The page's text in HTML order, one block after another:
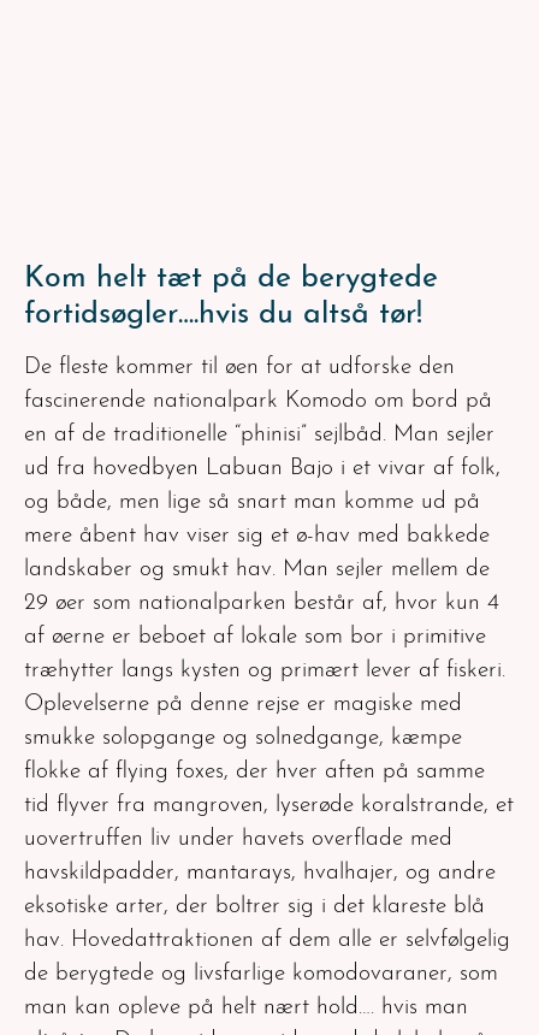
Kom helt tæt på de berygtede
fortidsøgler….hvis du altså tør!
De fleste kommer til øen for at udforske den
fascinerende nationalpark Komodo om bord på
en af de traditionelle “phinisi” sejlbåd. Man sejler
ud fra hovedbyen Labuan Bajo i et vivar af folk,
og både, men lige så snart man komme ud på
mere åbent hav viser sig et ø-hav med bakkede
landskaber og smukt hav. Man sejler mellem de
29 øer som nationalparken består af, hvor kun 4
af øerne er beboet af lokale som bor i primitive
træhytter langs kysten og primært lever af fiskeri.
Oplevelserne på denne rejse er magiske med
smukke solopgange og solnedgange, kæmpe
flokke af flying foxes, der hver aften på samme
tid flyver fra mangroven, lyserøde koralstrande, et
uovertruffen liv under havets overflade med
havskildpadder, mantarays, hvalhajer, og andre
eksotiske arter, der boltrer sig i det klareste blå
hav. Hovedattraktionen af dem alle er selvfølgelig
de berygtede og livsfarlige komodovaraner, som
man kan opleve på helt nært hold…. hvis man